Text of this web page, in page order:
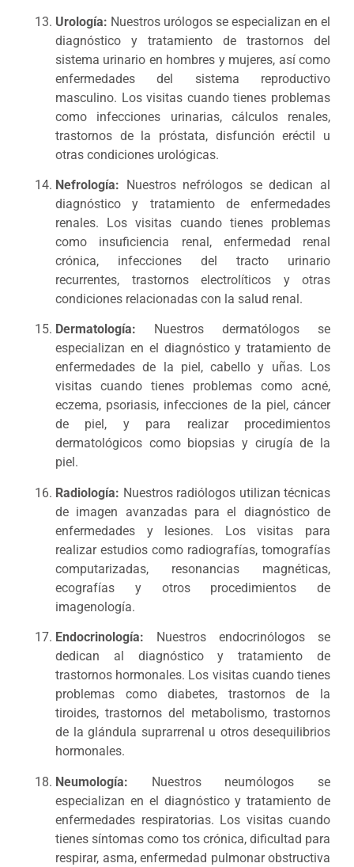
Urología: Nuestros urólogos se especializan en el
diagnóstico y tratamiento de trastornos del
sistema urinario en hombres y mujeres, así como
enfermedades del sistema reproductivo
masculino. Los visitas cuando tienes problemas
como infecciones urinarias, cálculos renales,
trastornos de la próstata, disfunción eréctil u
otras condiciones urológicas.
Nefrología: Nuestros nefrólogos se dedican al
diagnóstico y tratamiento de enfermedades
renales. Los visitas cuando tienes problemas
como insuficiencia renal, enfermedad renal
crónica, infecciones del tracto urinario
recurrentes, trastornos electrolíticos y otras
condiciones relacionadas con la salud renal.
Dermatología: Nuestros dermatólogos se
especializan en el diagnóstico y tratamiento de
enfermedades de la piel, cabello y uñas. Los
visitas cuando tienes problemas como acné,
eczema, psoriasis, infecciones de la piel, cáncer
de piel, y para realizar procedimientos
dermatológicos como biopsias y cirugía de la
piel.
Radiología: Nuestros radiólogos utilizan técnicas
de imagen avanzadas para el diagnóstico de
enfermedades y lesiones. Los visitas para
realizar estudios como radiografías, tomografías
computarizadas, resonancias magnéticas,
ecografías y otros procedimientos de
imagenología.
Endocrinología: Nuestros endocrinólogos se
dedican al diagnóstico y tratamiento de
trastornos hormonales. Los visitas cuando tienes
problemas como diabetes, trastornos de la
tiroides, trastornos del metabolismo, trastornos
de la glándula suprarrenal u otros desequilibrios
hormonales.
Neumología: Nuestros neumólogos se
especializan en el diagnóstico y tratamiento de
enfermedades respiratorias. Los visitas cuando
tienes síntomas como tos crónica, dificultad para
respirar, asma, enfermedad pulmonar obstructiva